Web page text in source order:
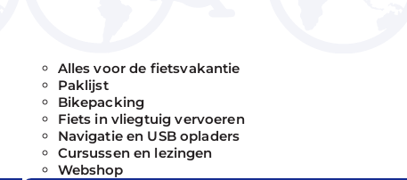
Alles voor de fietsvakantie
Paklijst
Bikepacking
Fiets in vliegtuig vervoeren
Navigatie en USB opladers
Cursussen en lezingen
Webshop